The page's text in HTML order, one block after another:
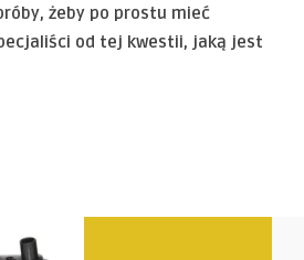
żeby po prostu mieć
od tej kwestii, jaką jest